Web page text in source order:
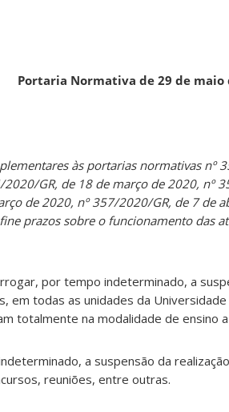
Portaria Normativa de 29 de maio
às portarias normativas nº
GR, de 18 de março de 2020, nº
de 2020, nº 357/2020/GR, de 7 de
prazos sobre o funcionamento das
por tempo indeterminado, a
em todas as unidades da Universidade
totalmente na modalidade de ensino a
a suspensão da
reuniões, entre outras.